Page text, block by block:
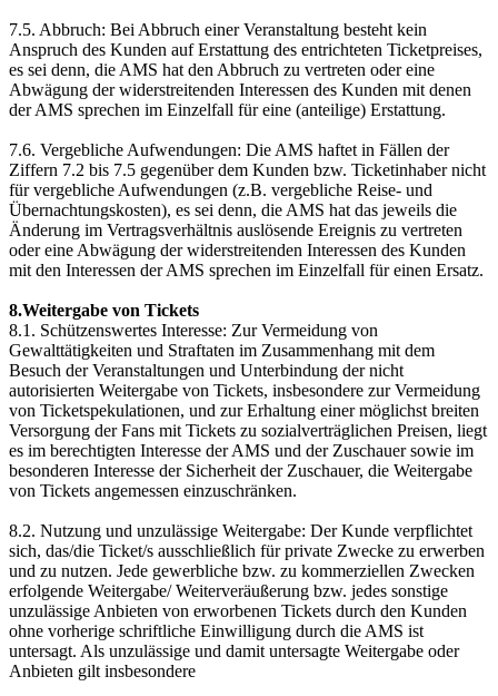
7.5. Abbruch: Bei Abbruch einer Veranstaltung besteht kein
Anspruch des Kunden auf Erstattung des entrichteten Ticketpreises,
es sei denn, die AMS hat den Abbruch zu vertreten oder eine
Abwägung der widerstreitenden Interessen des Kunden mit denen
der AMS sprechen im Einzelfall für eine (anteilige) Erstattung.
7.6. Vergebliche Aufwendungen: Die AMS haftet in Fällen der
Ziffern 7.2 bis 7.5 gegenüber dem Kunden bzw. Ticketinhaber nicht
für vergebliche Aufwendungen (z.B. vergebliche Reise- und
Übernachtungskosten), es sei denn, die AMS hat das jeweils die
Änderung im Vertragsverhältnis auslösende Ereignis zu vertreten
oder eine Abwägung der widerstreitenden Interessen des Kunden
mit den Interessen der AMS sprechen im Einzelfall für einen Ersatz.
8.Weitergabe von Tickets
8.1. Schützenswertes Interesse: Zur Vermeidung von
Gewalttätigkeiten und Straftaten im Zusammenhang mit dem
Besuch der Veranstaltungen und Unterbindung der nicht
autorisierten Weitergabe von Tickets, insbesondere zur Vermeidung
von Ticketspekulationen, und zur Erhaltung einer möglichst breiten
Versorgung der Fans mit Tickets zu sozialverträglichen Preisen, liegt
es im berechtigten Interesse der AMS und der Zuschauer sowie im
besonderen Interesse der Sicherheit der Zuschauer, die Weitergabe
von Tickets angemessen einzuschränken.
8.2. Nutzung und unzulässige Weitergabe: Der Kunde verpflichtet
sich, das/die Ticket/s ausschließlich für private Zwecke zu erwerben
und zu nutzen. Jede gewerbliche bzw. zu kommerziellen Zwecken
erfolgende Weitergabe/ Weiterveräußerung bzw. jedes sonstige
unzulässige Anbieten von erworbenen Tickets durch den Kunden
ohne vorherige schriftliche Einwilligung durch die AMS ist
untersagt. Als unzulässige und damit untersagte Weitergabe oder
Anbieten gilt insbesondere